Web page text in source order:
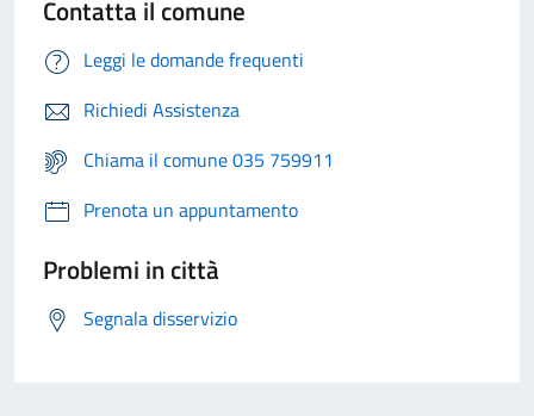
Contatta il comune
Leggi le domande frequenti
Richiedi Assistenza
Chiama il comune 035 759911
Prenota un appuntamento
Problemi in città
Segnala disservizio